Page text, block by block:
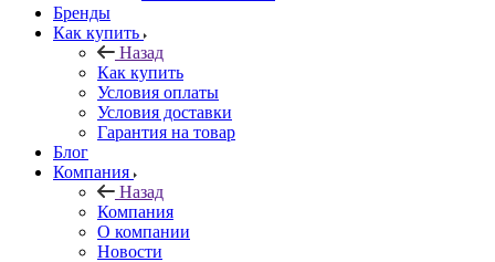
Бренды
Как купить
Назад
Как купить
Условия оплаты
Условия доставки
Гарантия на товар
Блог
Компания
Назад
Компания
О компании
Новости